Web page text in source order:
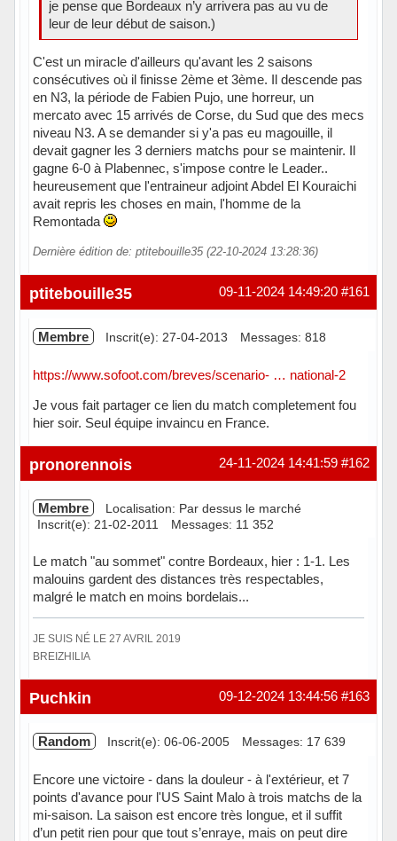
je pense que Bordeaux n’y arrivera pas au vu de
leur de leur début de saison.)
C'est un miracle d'ailleurs qu'avant les 2 saisons
consécutives où il finisse 2ème et 3ème. Il descende pas
en N3, la période de Fabien Pujo, une horreur, un
mercato avec 15 arrivés de Corse, du Sud que des mecs
niveau N3. A se demander si y'a pas eu magouille, il
devait gagner les 3 derniers matchs pour se maintenir. Il
gagne 6-0 à Plabennec, s'impose contre le Leader..
heureusement que l'entraineur adjoint Abdel El Kouraichi
avait repris les choses en main, l'homme de la
Remontada
Dernière édition de: ptitebouille35 (22-10-2024 13:28:36)
Hors ligne #161
09-11-2024 14:49:20
ptitebouille35
Membre Inscrit(e): 27-04-2013 Messages: 818
https://www.sofoot.com/breves/scenario- … national-2
Je vous fait partager ce lien du match completement fou
hier soir. Seul équipe invaincu en France.
Hors ligne #162
24-11-2024 14:41:59
pronorennois
Membre
Localisation: Par dessus le marché
Inscrit(e): 21-02-2011
Messages: 11 352
Le match "au sommet" contre Bordeaux, hier : 1-1. Les
malouins gardent des distances très respectables,
malgré le match en moins bordelais...
JE SUIS NÉ LE 27 AVRIL 2019
BREIZHILIA
Hors ligne #163
09-12-2024 13:44:56
Puchkin
Random Inscrit(e): 06-06-2005 Messages: 17 639
Encore une victoire - dans la douleur - à l'extérieur, et 7
points d'avance pour l'US Saint Malo à trois matchs de la
mi-saison. La saison est encore très longue, et il suffit
d’un petit rien pour que tout s’enraye, mais on peut dire